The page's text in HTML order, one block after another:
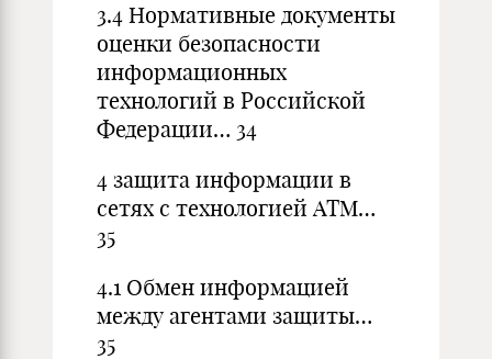
3.4 Нормативные документы
оценки безопасности
информационных
технологий в Российской
Федерации… 34
4 защита информации в
сетях с технологией ATM…
35
4.1 Обмен информацией
между агентами защиты…
35